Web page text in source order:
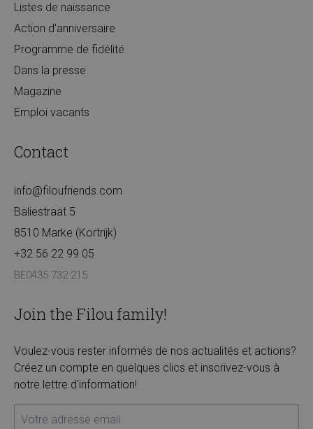
Listes de naissance
Action d'anniversaire
Programme de fidélité
Dans la presse
Magazine
Emploi vacants
Contact
info@filoufriends.com
Baliestraat 5
8510 Marke (Kortrijk)
+32 56 22 99 05
BE0435 732 215
Join the Filou family!
Voulez-vous rester informés de nos actualités et actions?
Créez un compte en quelques clics et inscrivez-vous à
notre lettre d'information!